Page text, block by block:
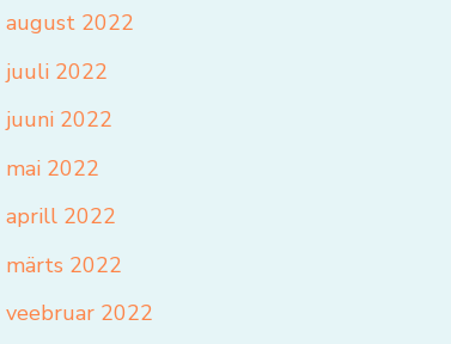
august 2022
juuli 2022
juuni 2022
mai 2022
aprill 2022
märts 2022
veebruar 2022